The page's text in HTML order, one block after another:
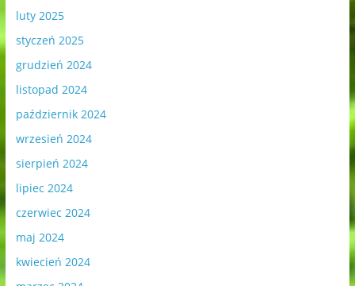
luty 2025
styczeń 2025
grudzień 2024
listopad 2024
październik 2024
wrzesień 2024
sierpień 2024
lipiec 2024
czerwiec 2024
maj 2024
kwiecień 2024